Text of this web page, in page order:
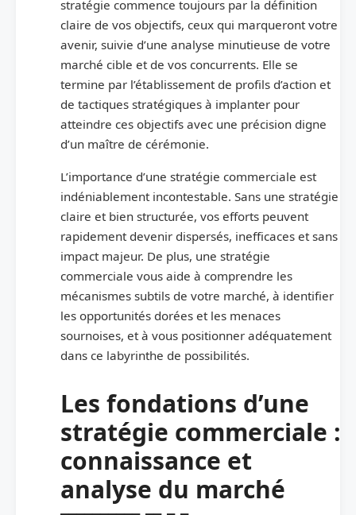
stratégie commence toujours par la définition
claire de vos objectifs, ceux qui marqueront votre
avenir, suivie d’une analyse minutieuse de votre
marché cible et de vos concurrents. Elle se
termine par l’établissement de profils d’action et
de tactiques stratégiques à implanter pour
atteindre ces objectifs avec une précision digne
d’un maître de cérémonie.
L’importance d’une stratégie commerciale est
indéniablement incontestable. Sans une stratégie
claire et bien structurée, vos efforts peuvent
rapidement devenir dispersés, inefficaces et sans
impact majeur. De plus, une stratégie
commerciale vous aide à comprendre les
mécanismes subtils de votre marché, à identifier
les opportunités dorées et les menaces
sournoises, et à vous positionner adéquatement
dans ce labyrinthe de possibilités.
Les fondations d’une
stratégie commerciale :
connaissance et
analyse du marché